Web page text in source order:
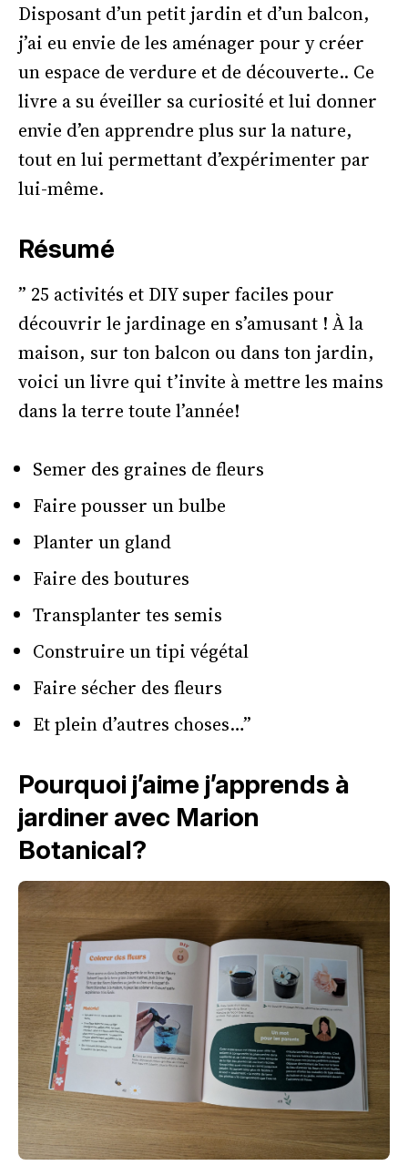
Disposant d’un petit jardin et d’un balcon,
j’ai eu envie de les aménager pour y créer
un espace de verdure et de découverte.. Ce
livre a su éveiller sa curiosité et lui donner
envie d’en apprendre plus sur la nature,
tout en lui permettant d’expérimenter par
lui-même.
Résumé
” 25 activités et DIY super faciles pour
découvrir le jardinage en s’amusant ! À la
maison, sur ton balcon ou dans ton jardin,
voici un livre qui t’invite à mettre les mains
dans la terre toute l’année!
Semer des graines de fleurs
Faire pousser un bulbe
Planter un gland
Faire des boutures
Transplanter tes semis
Construire un tipi végétal
Faire sécher des fleurs
Et plein d’autres choses…”
Pourquoi j’aime j’apprends à
jardiner avec Marion
Botanical?